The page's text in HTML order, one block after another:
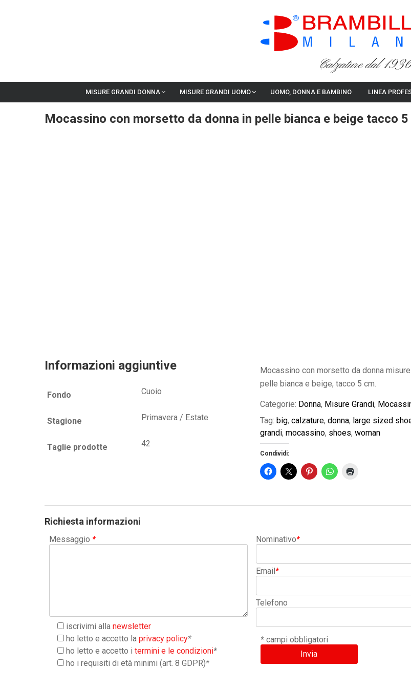
Calzature dal 1936
MISURE GRANDI DONNA MISURE GRANDI UOMO UOMO, DONNA E BAMBINO LINEA
Mocassino con morsetto da donna in pelle bianca e beige tacco
Mocassino con morsetto da donna
pelle bianca e beige, tacco 5 cm.
Categorie: Donna, Misure Grandi,
Tag:big,calzature,donna, large sized
grandi,mocassino, shoes,woman
Condividi:
Informazioni aggiuntive
Fondo Cuoio
Stagione Primavera / Estate
Taglie prodotte 42
Richiesta informazioni
Messaggio *
iscrivimi alla newsletter
ho letto e accetto la privacy policy*
ho letto e accetto i termini e le condizioni*
ho i requisiti di età minimi (art. 8 GDPR)*
Nominativo*
Email*
Telefono
*campi obbligatori